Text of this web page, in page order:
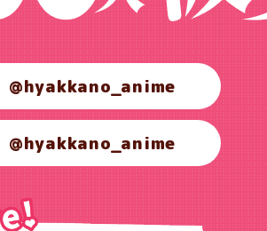
@hyakkano_anime
@hyakkano_anime